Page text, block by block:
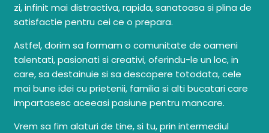
zi, infinit mai distractiva, rapida, sanatoasa si plina de
satisfactie pentru cei ce o prepara.
Astfel, dorim sa formam o comunitate de oameni
talentati, pasionati si creativi, oferindu-le un loc, in
care, sa destainuie si sa descopere totodata, cele
mai bune idei cu prietenii, familia si alti bucatari care
impartasesc aceeasi pasiune pentru mancare.
Vrem sa fim alaturi de tine, si tu, prin intermediul